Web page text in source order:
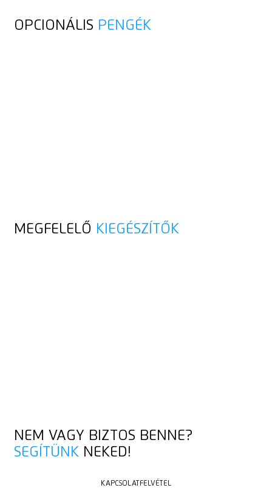
OPCIONÁLIS PENGÉK
MEGFELELŐ KIEGÉSZÍTŐK
NEM VAGY BIZTOS BENNE?
SEGÍTÜNK NEKED!
KAPCSOLATFELVÉTEL